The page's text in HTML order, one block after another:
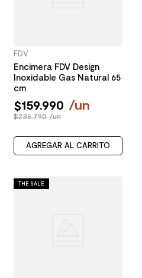
FDV
Encimera FDV Design
Inoxidable Gas Natural 65
cm
$159.990 /un
$236.790 /un
AGREGAR AL CARRITO
THE SALE